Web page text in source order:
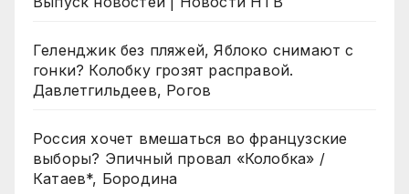
Геленджик без пляжей, Яблоко снимают с
гонки? Колобку грозят расправой.
Давлетгильдеев, Рогов
Россия хочет вмешаться во французские
выборы? Эпичный провал «Колобка» /
Катаев*, Бородина